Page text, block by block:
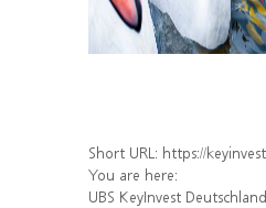
Short URL: https://keyinvest-de.ubs.com/
You are here:
UBS KeyInvest Deutschland